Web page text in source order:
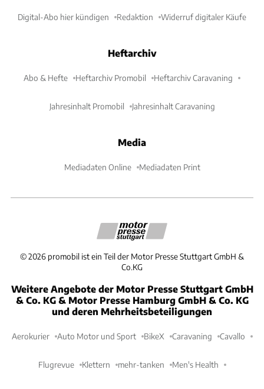
Digital-Abo hier kündigen Redaktion Widerruf digitaler Käufe
Heftarchiv
Abo & Hefte Heftarchiv Promobil Heftarchiv Caravaning
Jahresinhalt Promobil Jahresinhalt Caravaning
Media
Mediadaten Online Mediadaten Print
©2026 promobil ist ein Teil der Motor Presse Stuttgart GmbH &
Co.KG
Weitere Angebote der Motor Presse Stuttgart GmbH
& Co. KG & Motor Presse Hamburg GmbH & Co. KG
und deren Mehrheitsbeteiligungen
Aerokurier Auto Motor und Sport BikeX Caravaning Cavallo
Flugrevue Klettern mehr-tanken Men's Health